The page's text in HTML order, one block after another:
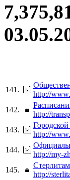
141.
http://
142.
http://
143.
http://
144.
http://my-
145.
http://